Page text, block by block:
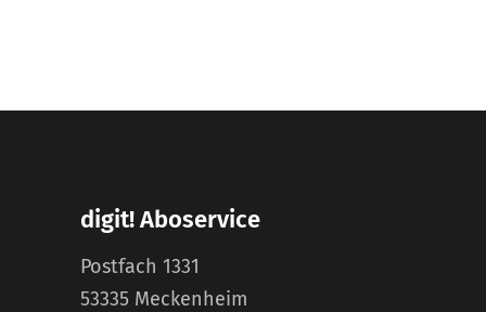
digit! Aboservice
Postfach 1331
53335 Meckenheim